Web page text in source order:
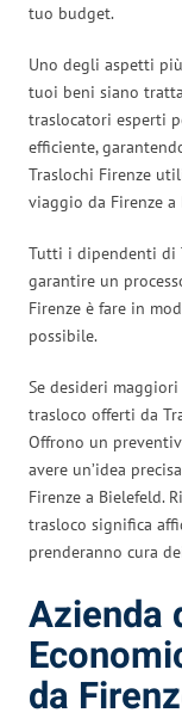
tuo budget.
Uno degli aspetti
tuoi beni siano
traslocatori esperti
efficiente,
Traslochi Firenze
viaggio da Firenze a
Tutti i dipendenti di
garantire un
Firenze è fare in
possibile.
Se desideri
trasloco offerti da
Offrono un
avere un’idea
Firenze a Bielefeld.
trasloco significa
prenderanno cura
Azienda
da